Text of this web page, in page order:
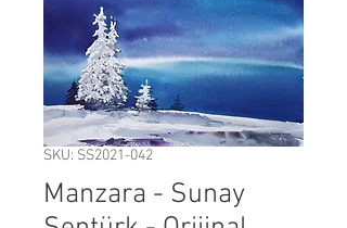
SKU: SS2021-042
Manzara - Sunay